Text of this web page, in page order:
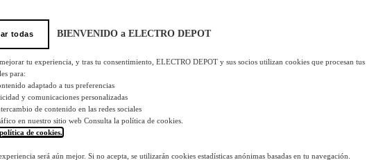
todas BIENVENIDO a ELECTRO DEPOT
tu experiencia, y tras tu consentimiento, ELECTRO DEPOT y sus socios utilizan cookies que procesan tus
para:
adaptado a tus preferencias
y comunicaciones personalizadas
de contenido en las redes sociales
en nuestro sitio web Consulta la política de cookies.
de cookies.
será aún mejor. Si no acepta, se utilizarán cookies estadísticas anónimas basadas en tu navegación.